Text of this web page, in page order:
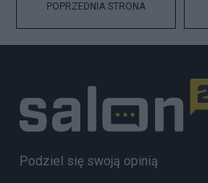
POPRZEDNIA STRONA
Podziel się swoją opinią